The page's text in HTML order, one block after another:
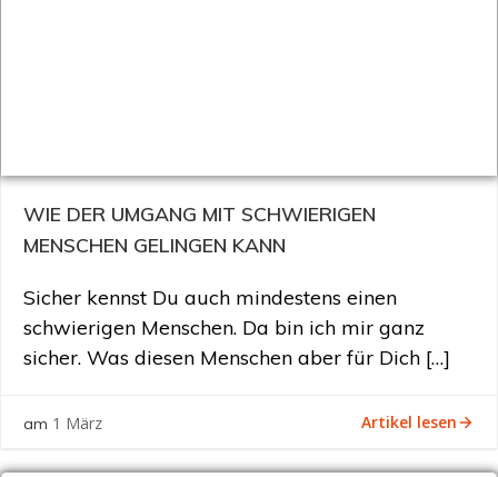
WIE DER UMGANG MIT SCHWIERIGEN
MENSCHEN GELINGEN KANN
Sicher kennst Du auch mindestens einen
schwierigen Menschen. Da bin ich mir ganz
sicher. Was diesen Menschen aber für Dich […]
am 1 März Artikel lesen